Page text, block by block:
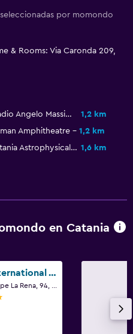
por momondo
& Rooms: Via Caronda 209,
Stadio Angelo Massimino
1,2 km
Amphitheatre
1,2 km
Catania Astrophysical Observatory 1,6 km
en Catania
Catania International Airport Hotel